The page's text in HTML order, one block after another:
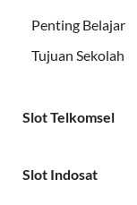
Penting Belajar
Tujuan Sekolah
Slot Telkomsel
Slot Indosat